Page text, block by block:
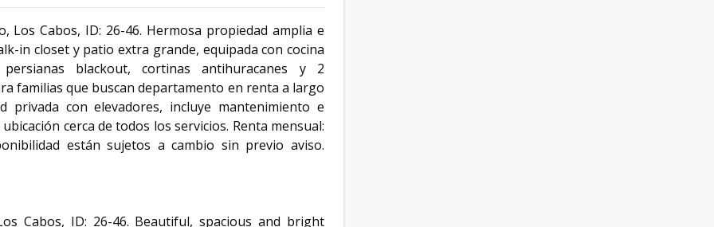
Los Cabos, ID: 26-46. Hermosa propiedad amplia e
in closet y patio extra grande, equipada con cocina
blackout, cortinas antihuracanes y 2
familias que buscan departamento en renta a largo
privada con elevadores, incluye mantenimiento e
cerca de todos los servicios. Renta mensual:
están sujetos a cambio sin previo aviso.
Cabos, ID: 26-46. Beautiful, spacious and bright